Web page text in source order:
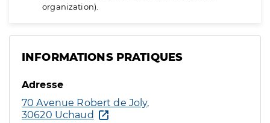
organization).
INFORMATIONS PRATIQUES
Adresse
70 Avenue Robert de Joly,
30620 Uchaud